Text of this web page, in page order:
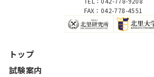
FAX：042-778-4551
トップ
試験案内